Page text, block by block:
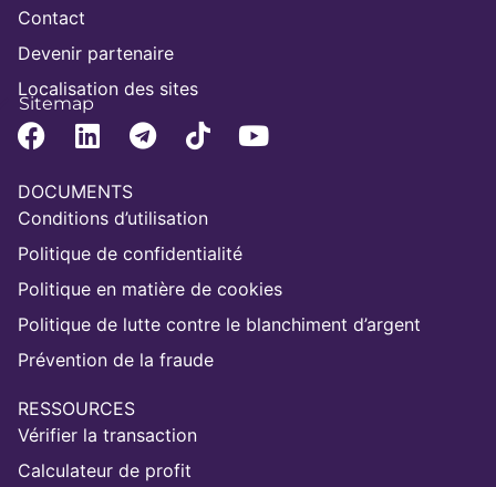
Contact
Devenir partenaire
Localisation des sites
Sitemap
DOCUMENTS
Conditions d’utilisation
Politique de confidentialité
Politique en matière de cookies
Politique de lutte contre le blanchiment d’argent
Prévention de la fraude
RESSOURCES
Vérifier la transaction
Calculateur de profit